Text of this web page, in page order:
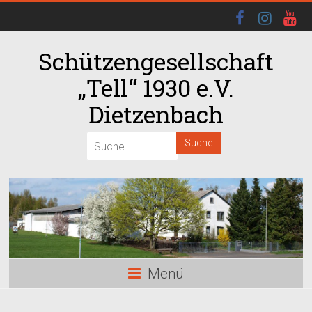
Schützengesellschaft
„Tell“ 1930 e.V.
Dietzenbach
Menü
02:00
04:00